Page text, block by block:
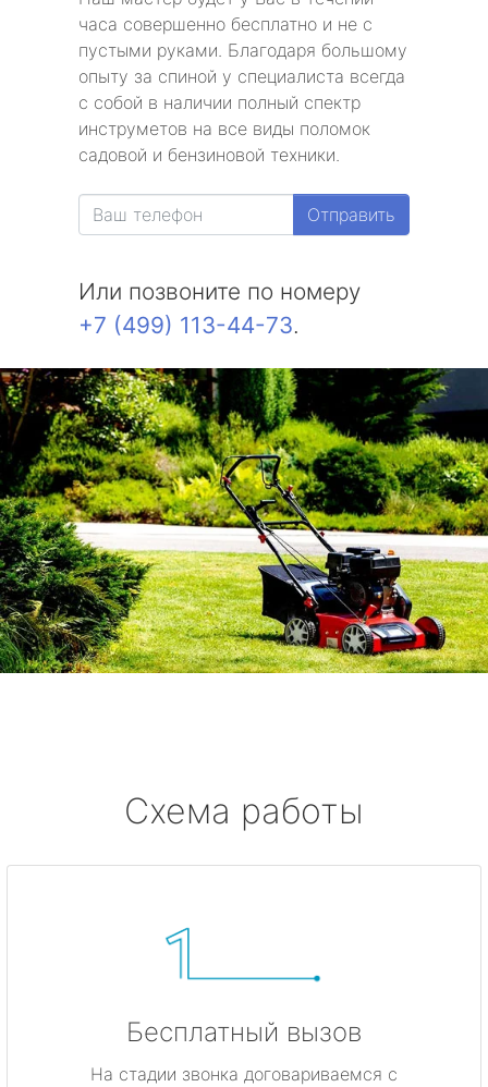
часа совершенно бесплатно и не с
пустыми руками. Благодаря большому
опыту за спиной у специалиста всегда
с собой в наличии полный спектр
инструметов на все виды поломок
садовой и бензиновой техники.
Отправить
Или позвоните по номеру
+7 (499) 113-44-73.
Схема работы
Бесплатный вызов
На стадии звонка договариваемся с